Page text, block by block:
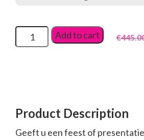
Add to cart €
Product Description
Geeft u een feest of